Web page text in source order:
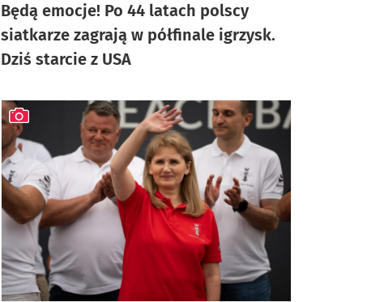
Będą emocje! Po 44 latach polscy
siatkarze zagrają w półfinale igrzysk.
Dziś starcie z USA